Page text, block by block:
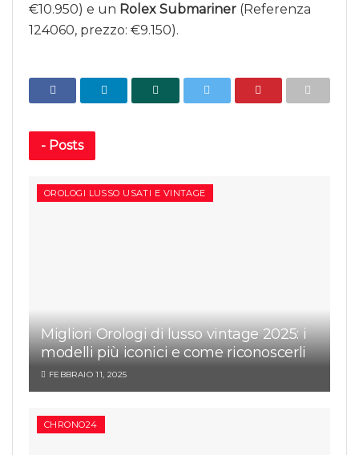
€10.950) e un Rolex Submariner (Referenza
124060, prezzo: €9.150).
- Posts
OROLOGI LUSSO USATI E VINTAGE
Migliori Orologi di lusso vintage 2025: i
modelli più iconici e come riconoscerli
FEBBRAIO 11, 2025
CHRONO24